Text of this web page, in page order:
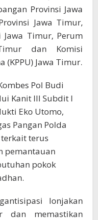
Provinsi Jawa
Jawa Timur,
Jawa Timur, Perum
dan Komisi
(KPPU) Jawa Timur.
Pol Budi
Kanit III Subdit I
Eko Utomo,
Pangan Polda
terus
pemantauan
pokok
lonjakan
dan memastikan